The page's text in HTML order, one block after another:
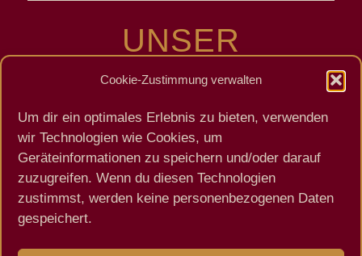
Cookie-Zustimmung verwalten
Um dir ein optimales Erlebnis zu bieten, verwenden
wir Technologien wie Cookies, um
Geräteinformationen zu speichern und/oder darauf
zuzugreifen. Wenn du diesen Technologien
zustimmst, werden keine personenbezogenen Daten
gespeichert.
UNSER
NETZWERK